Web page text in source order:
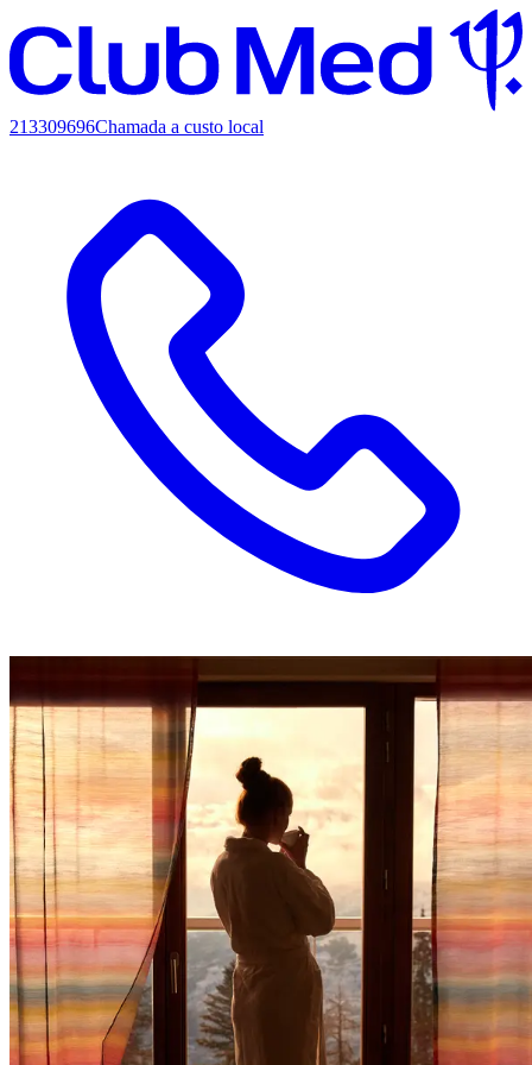
213309696Chamada a custo local